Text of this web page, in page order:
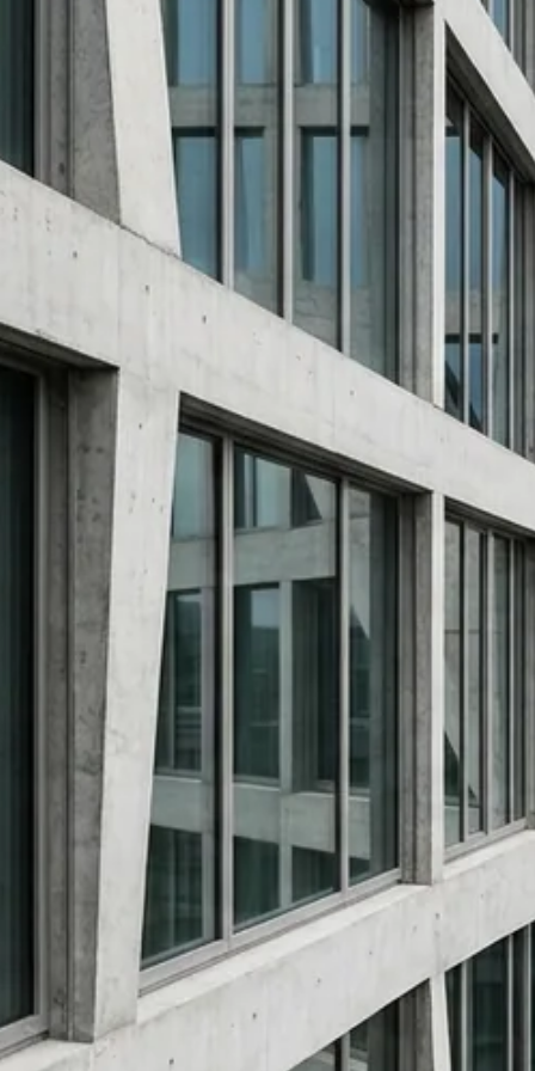
Was bedeutet 'durable execution' im
Vercel AI SDK 7?
Ist die Schweiz wirklich Nummer 1 bei
Deep Tech?
VERWANDTE ARTIKEL
WEITER LESEN